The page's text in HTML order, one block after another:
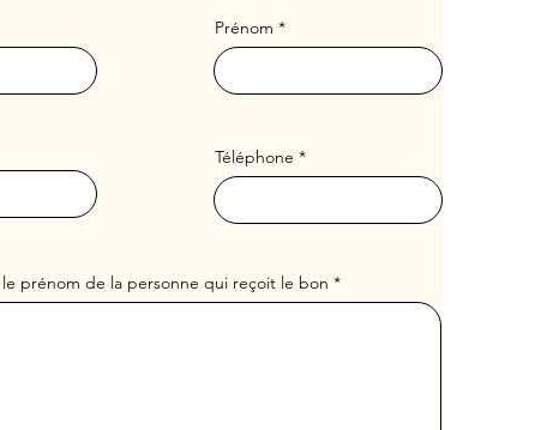
Prénom
Téléphone
prénom de la personne qui reçoit le bon